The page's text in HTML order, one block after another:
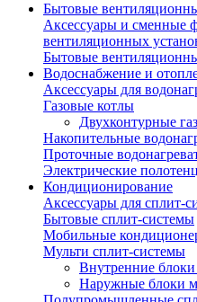
Бытовые
Аксессуары и сменные
вентиляционных
Бытовые
Водоснабжение и
Аксессуары для
Газовые котлы
Двухконтурные
Накопительные
Проточные
Электрические
Кондиционирование
Аксессуары для сплит-
Бытовые сплит-системы
Мобильные
Мульти сплит-системы
Внутренние блоки
Наружные блоки